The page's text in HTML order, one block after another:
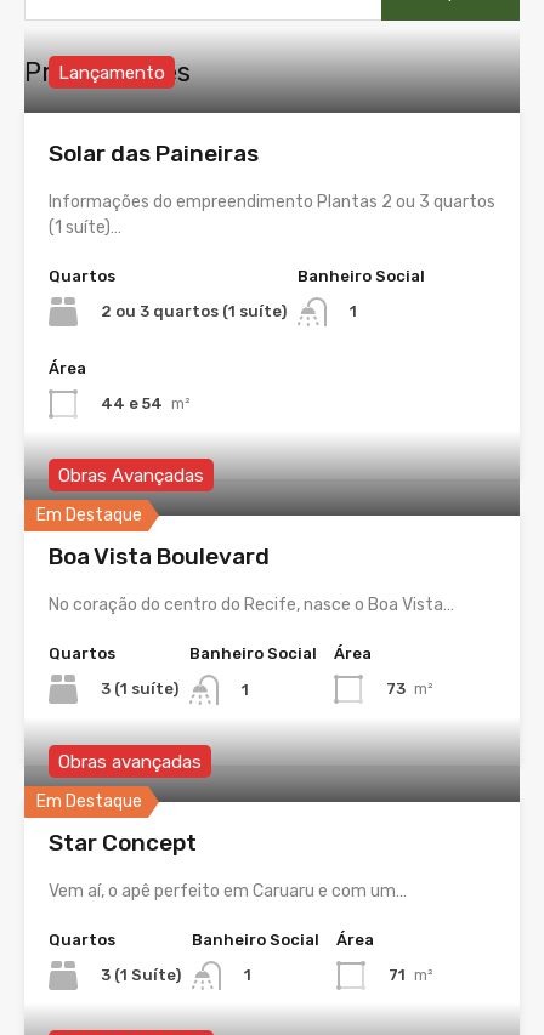
Propriedades
Lançamento
Solar das Paineiras
Informações do empreendimento Plantas 2 ou 3 quartos
(1 suíte)…
Quartos
2 ou 3 quartos (1 suíte)
Banheiro Social
1
Área
44 e 54 m²
Em Destaque
Obras Avançadas
Boa Vista Boulevard
No coração do centro do Recife, nasce o Boa Vista…
Quartos
3 (1 suíte)
Banheiro Social
1
Área
73 m²
Em Destaque
Obras avançadas
Star Concept
Vem aí, o apê perfeito em Caruaru e com um…
Quartos
3 (1 Suíte)
Banheiro Social
1
Área
71 m²